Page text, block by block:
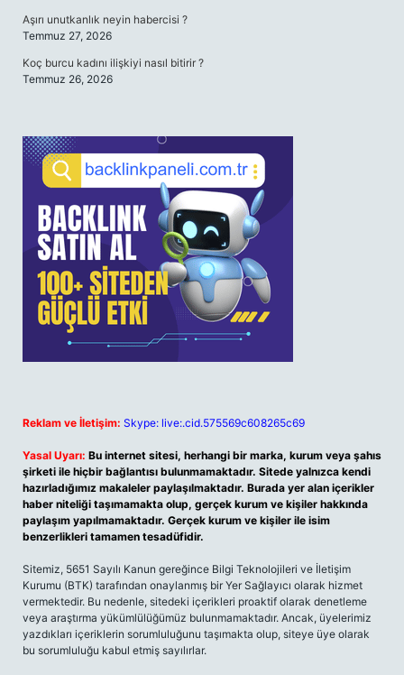
Aşırı unutkanlık neyin habercisi ?
Temmuz 27, 2026
Koç burcu kadını ilişkiyi nasıl bitirir ?
Temmuz 26, 2026
Reklam ve İletişim: Skype: live:.cid.575569c608265c69
Yasal Uyarı: Bu internet sitesi, herhangi bir marka, kurum veya şahıs
şirketi ile hiçbir bağlantısı bulunmamaktadır. Sitede yalnızca kendi
hazırladığımız makaleler paylaşılmaktadır. Burada yer alan içerikler
haber niteliği taşımamakta olup, gerçek kurum ve kişiler hakkında
paylaşım yapılmamaktadır. Gerçek kurum ve kişiler ile isim
benzerlikleri tamamen tesadüfidir.
Sitemiz, 5651 Sayılı Kanun gereğince Bilgi Teknolojileri ve İletişim
Kurumu (BTK) tarafından onaylanmış bir Yer Sağlayıcı olarak hizmet
vermektedir. Bu nedenle, sitedeki içerikleri proaktif olarak denetleme
veya araştırma yükümlülüğümüz bulunmamaktadır. Ancak, üyelerimiz
yazdıkları içeriklerin sorumluluğunu taşımakta olup, siteye üye olarak
bu sorumluluğu kabul etmiş sayılırlar.